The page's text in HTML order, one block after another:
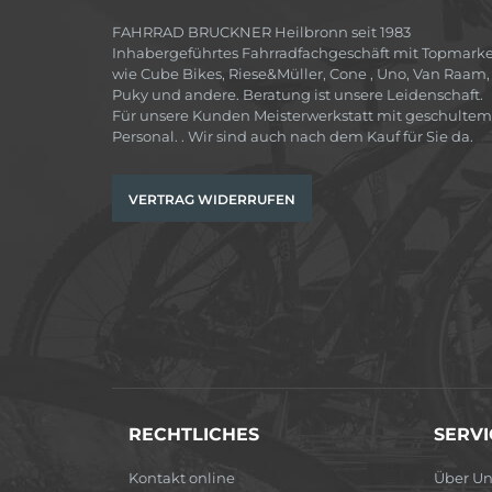
FAHRRAD BRUCKNER Heilbronn seit 1983
Inhabergeführtes Fahrradfachgeschäft mit
wie Cube Bikes, Riese&Müller, Cone , Uno, Van Raam,
Puky und andere. Beratung ist unsere Leidenschaft.
Für unsere Kunden Meisterwerkstatt mit geschultem
Personal. . Wir sind auch nach dem Kauf für Sie da.
VERTRAG WIDERRUFEN
RECHTLICHES
Kontakt online
Über